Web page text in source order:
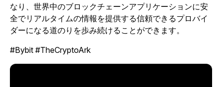
なり、世界中のブロックチェーンアプリケーションに安
全でリアルタイムの情報を提供する信頼できるプロバイ
ダーになる道のりを歩み続けることができます。
#Bybit #TheCryptoArk